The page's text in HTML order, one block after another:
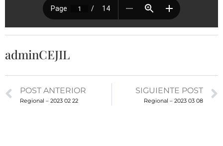
adminCEJIL
POST ANTERIOR
Regional – 2023 02 22
SIGUIENTE POST
Regional – 2023 03 08